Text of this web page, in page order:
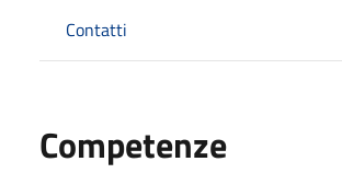
Contatti
Competenze